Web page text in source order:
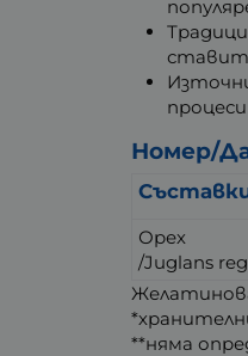
Номер/
Орех
/Juglans
**няма